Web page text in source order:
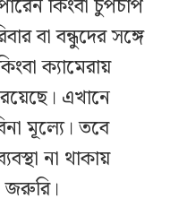
কিংবা চুপচাপ
বা বন্ধুদের সঙ্গে
ক্যামেরায়
এখানে
মূল্যে। তবে
না থাকায়
জরুরি।